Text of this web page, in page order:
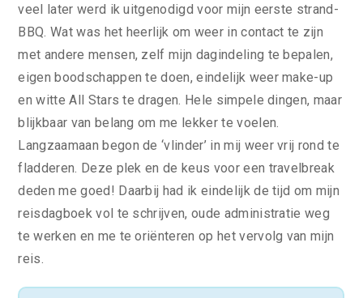
veel later werd ik uitgenodigd voor mijn eerste strand-
BBQ. Wat was het heerlijk om weer in contact te zijn
met andere mensen, zelf mijn dagindeling te bepalen,
eigen boodschappen te doen, eindelijk weer make-up
en witte All Stars te dragen. Hele simpele dingen, maar
blijkbaar van belang om me lekker te voelen.
Langzaamaan begon de ‘vlinder’ in mij weer vrij rond te
fladderen. Deze plek en de keus voor een travelbreak
deden me goed! Daarbij had ik eindelijk de tijd om mijn
reisdagboek vol te schrijven, oude administratie weg
te werken en me te oriënteren op het vervolg van mijn
reis.